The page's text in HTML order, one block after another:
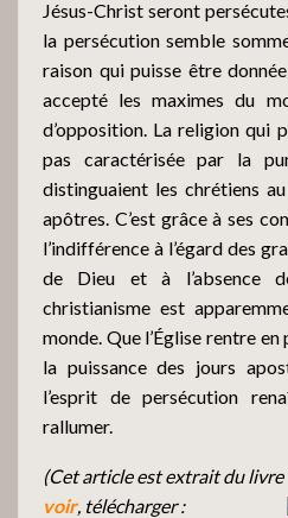
Jésus-Christ seront
la persécution semble
raison qui puisse être
accepté les maximes du
d’opposition. La religion qui
pas caractérisée par la
distinguaient les chrétiens
apôtres. C’est grâce à ses
l’indifférence à l’égard des
de Dieu et à l’absence
christianisme est
monde. Que l’Église rentre
la puissance des jours
l’esprit de persécution
rallumer.
(Cet article est extrait du livre
voir, télécharger :